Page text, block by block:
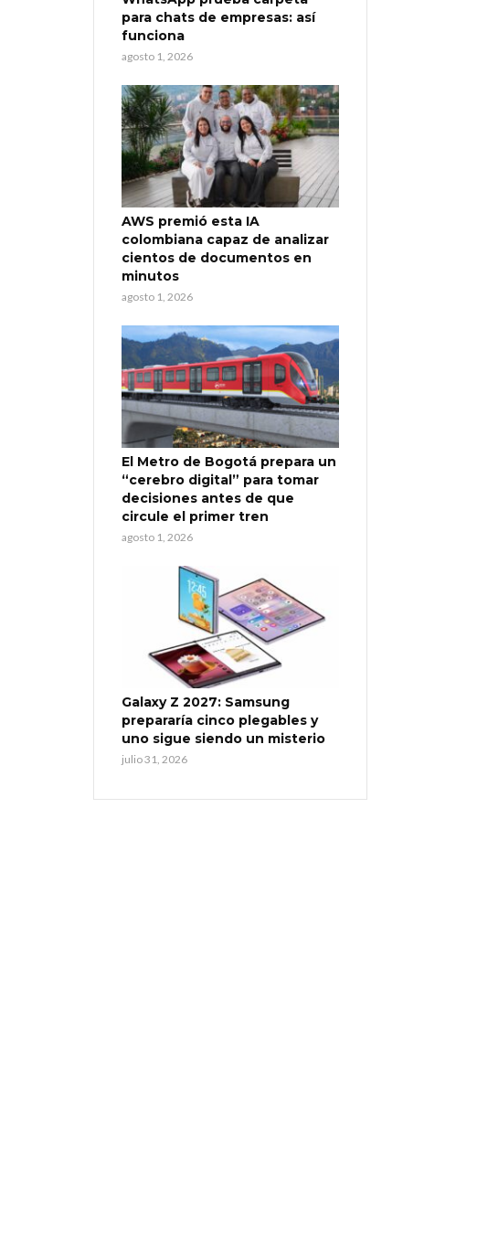
para chats de empresas: así
funciona
agosto 1, 2026
AWS premió esta IA
colombiana capaz de analizar
cientos de documentos en
minutos
agosto 1, 2026
El Metro de Bogotá prepara un
“cerebro digital” para tomar
decisiones antes de que
circule el primer tren
agosto 1, 2026
Galaxy Z 2027: Samsung
prepararía cinco plegables y
uno sigue siendo un misterio
julio 31, 2026